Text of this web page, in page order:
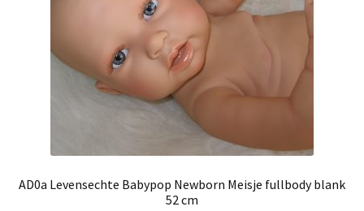
AD0a Levensechte Babypop Newborn Meisje fullbody blank
52 cm